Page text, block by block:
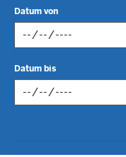
Datum von
im
folgenden
Format
Datum bis